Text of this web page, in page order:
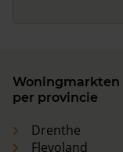
Woningmarkten
per provincie
Drenthe
Flevoland